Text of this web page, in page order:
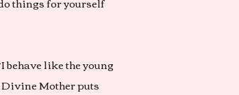
like the young
Divine Mother puts